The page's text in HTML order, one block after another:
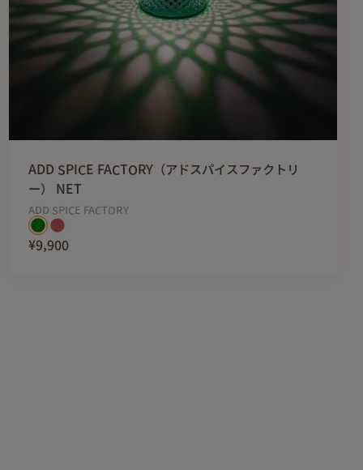
ADD SPICE FACTORY（アドスパイスファクトリ
ー） NET
ADD SPICE FACTORY
¥9,900